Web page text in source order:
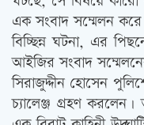
এক সংবাদ সম্মেলন
বিচ্ছিন্ন ঘটনা, এর
আইজির সংবাদ
সিরাজুদ্দীন হোসেন
চ্যালেঞ্জ গ্রহণ